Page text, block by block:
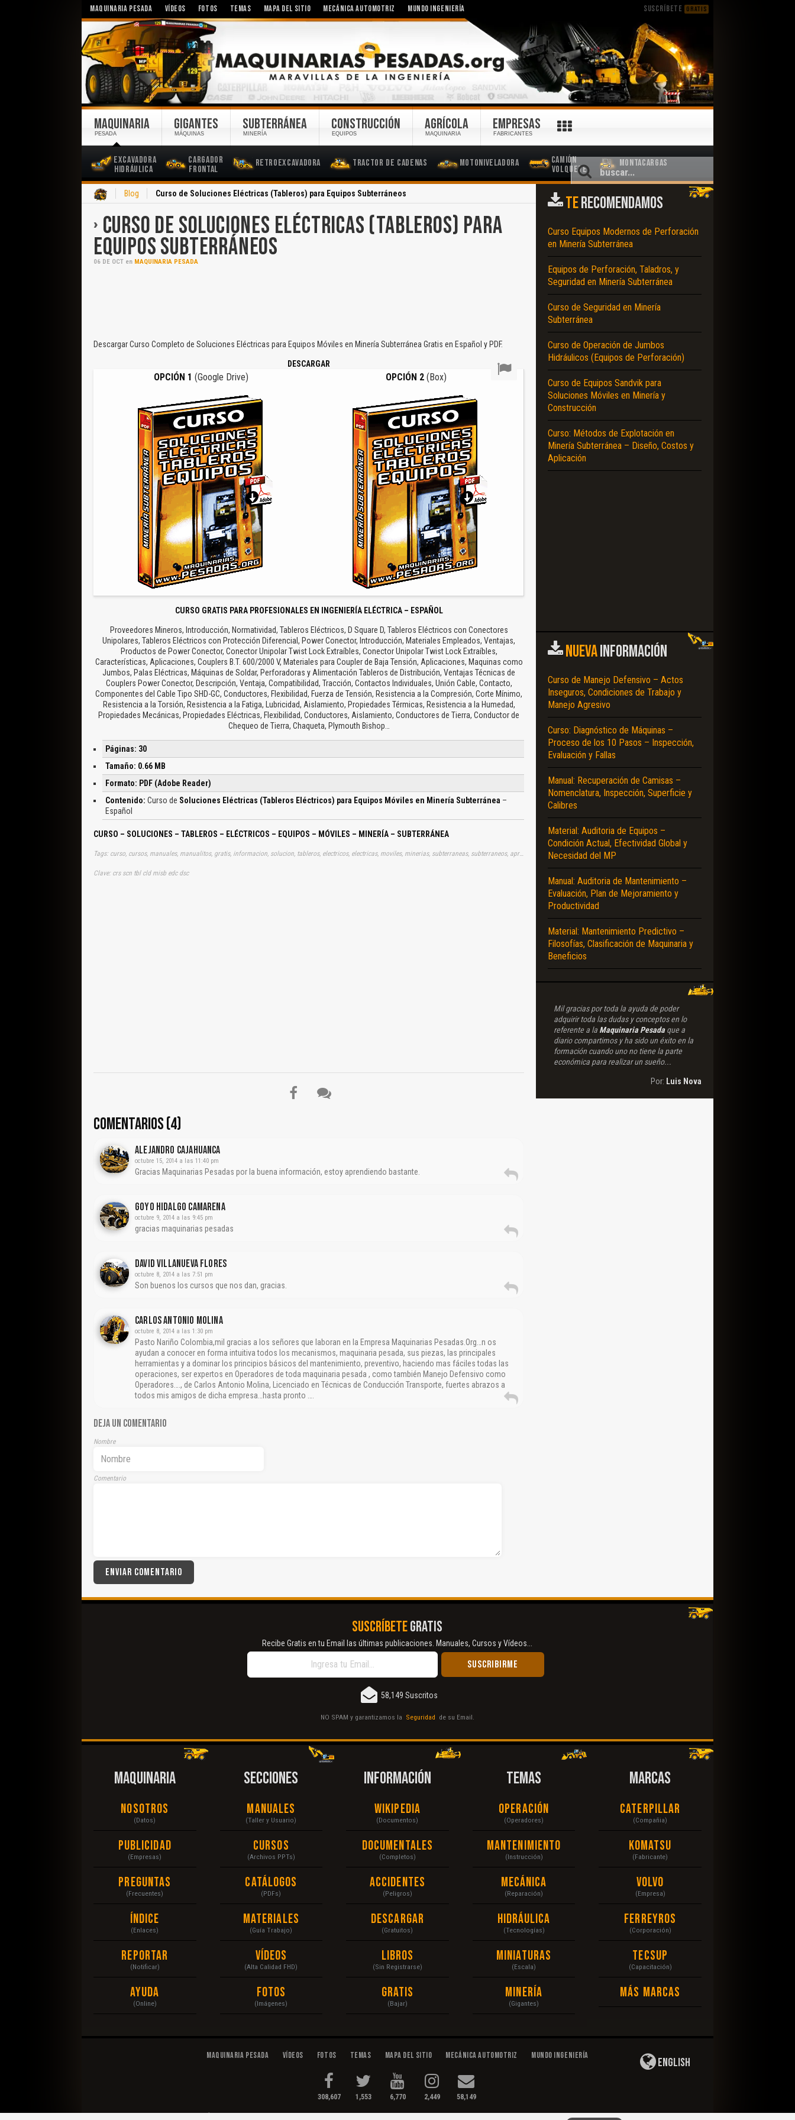
MAQUINARIA PESADA VÍDEOS FOTOS TEMAS MAPA DEL SITIO MECÁNICA AUTOMOTRIZ MUNDO INGENIERÍA SUSCRÍBETE GRATIS
MAQUINARIA
PESADA
Excavadora
Hidráulica
Cargador
Frontal
Retroexcavadora Tractor de Cadenas Motoniveladora
Camión
Volquete
Montacargas
GIGANTES
MÁQUINAS
SUBTERRÁNEA
MINERÍA
CONSTRUCCIÓN
EQUIPOS
AGRÍCOLA
MAQUINARIA
EMPRESAS
FABRICANTES
Blog Curso de Soluciones Eléctricas (Tableros) para Equipos Subterráneos
CURSO DE SOLUCIONES ELÉCTRICAS (TABLEROS) PARA
EQUIPOS SUBTERRÁNEOS
06 DE OCT en MAQUINARIA PESADA
Descargar Curso Completo de Soluciones Eléctricas para Equipos Móviles en Minería Subterránea Gratis en Español y PDF.
DESCARGAR
OPCIÓN 1 (Google Drive) OPCIÓN 2(Box)
CURSO GRATIS PARA PROFESIONALES EN INGENIERÍA ELÉCTRICA – ESPAÑOL
Proveedores Mineros, Introducción, Normatividad, Tableros Eléctricos, D Square D, Tableros Eléctricos con Conectores
Unipolares, Tableros Eléctricos con Protección Diferencial, Power Conector, Introducción, Materiales Empleados, Ventajas,
Productos de Power Conector, Conector Unipolar Twist Lock Extraíbles, Conector Unipolar Twist Lock Extraíbles,
Características, Aplicaciones, Couplers B.T. 600/2000 V, Materiales para Coupler de Baja Tensión, Aplicaciones, Maquinas como
Jumbos, Palas Eléctricas, Máquinas de Soldar, Perforadoras y Alimentación Tableros de Distribución, Ventajas Técnicas de
Couplers Power Conector, Descripción, Ventaja, Compatibilidad, Tracción, Contactos Individuales, Unión Cable, Contacto,
Componentes del Cable Tipo SHD-GC, Conductores, Flexibilidad, Fuerza de Tensión, Resistencia a la Compresión, Corte Mínimo,
Resistencia a la Torsión, Resistencia a la Fatiga, Lubricidad, Aislamiento, Propiedades Térmicas, Resistencia a la Humedad,
Propiedades Mecánicas, Propiedades Eléctricas, Flexibilidad, Conductores, Aislamiento, Conductores de Tierra, Conductor de
Chequeo de Tierra, Chaqueta, Plymouth Bishop…
Páginas: 30
Tamaño: 0.66 MB
Formato: PDF (Adobe Reader)
Contenido: Curso de Soluciones Eléctricas (Tableros Eléctricos) para Equipos Móviles en Minería Subterránea –
Español
CURSO – SOLUCIONES – TABLEROS – ELÉCTRICOS – EQUIPOS – MÓVILES – MINERÍA – SUBTERRÁNEA
Tags: curso, cursos, manuales, manualitos, gratis, informacion, solucion, tableros, electricos, electricas, moviles, minerias, subterraneas, subterraneos, aprender, descargas
Clave: crs scn tbl cld misb edc dsc
COMENTARIOS (4)
Alejandro Cajahuanca
octubre 15, 2014 a las 11:40 pm
Gracias Maquinarias Pesadas por la buena información, estoy aprendiendo bastante.
Goyo Hidalgo Camarena
octubre 9, 2014 a las 9:45 pm
gracias maquinarias pesadas
David Villanueva Flores
octubre 8, 2014 a las 7:51 pm
Son buenos los cursos que nos dan, gracias.
CARLOS ANTONIO MOLINA
octubre 8, 2014 a las 1:30 pm
Pasto Nariño Colombia,mil gracias a los señores que laboran en la Empresa Maquinarias Pesadas.Org…n os
ayudan a conocer en forma intuitiva todos los mecanismos, maquinaria pesada, sus piezas, las principales
herramientas y a dominar los principios básicos del mantenimiento, preventivo, haciendo mas fáciles todas las
operaciones, ser expertos en Operadores de toda maquinaria pesada , como también Manejo Defensivo como
Operadores…., de Carlos Antonio Molina, Licenciado en Técnicas de Conducción Transporte, fuertes abrazos a
todos mis amigos de dicha empresa…hasta pronto ….
DEJA UN COMENTARIO
Nombre
Comentario
TERECOMENDAMOS
Curso Equipos Modernos de Perforación
en Minería Subterránea
Equipos de Perforación, Taladros, y
Seguridad en Minería Subterránea
Curso de Seguridad en Minería
Subterránea
Curso de Operación de Jumbos
Hidráulicos (Equipos de Perforación)
Curso de Equipos Sandvik para
Soluciones Móviles en Minería y
Construcción
Curso: Métodos de Explotación en
Minería Subterránea – Diseño, Costos y
Aplicación
NUEVAINFORMACIÓN
Curso de Manejo Defensivo – Actos
Inseguros, Condiciones de Trabajo y
Manejo Agresivo
Curso: Diagnóstico de Máquinas –
Proceso de los 10 Pasos – Inspección,
Evaluación y Fallas
Manual: Recuperación de Camisas –
Nomenclatura, Inspección, Superficie y
Calibres
Material: Auditoria de Equipos –
Condición Actual, Efectividad Global y
Necesidad del MP
Manual: Auditoria de Mantenimiento –
Evaluación, Plan de Mejoramiento y
Productividad
Material: Mantenimiento Predictivo –
Filosofías, Clasificación de Maquinaria y
Beneficios
Mil gracias por toda la ayuda de poder
adquirir toda las dudas y conceptos en lo
referente a la Maquinaria Pesadaque a
diario compartimos y ha sido un éxito en la
formación cuando uno no tiene la parte
económica para realizar un sueño...
Por: Luis Nova
SUSCRÍBETEGRATIS
Recibe Gratis en tu Email las últimas publicaciones. Manuales, Cursos y Vídeos...
58,149 Suscritos
NO SPAM y garantizamos la Seguridad de su Email.
MAQUINARIA
Nosotros
(Datos)
Publicidad
(Empresas)
Preguntas
(Frecuentes)
Índice
(Enlaces)
Reportar
(Notificar)
Ayuda
(Online)
SECCIONES
Manuales
(Taller y Usuario)
Cursos
(Archivos PPTs)
Catálogos
(PDFs)
Materiales
(Guía Trabajo)
Vídeos
(Alta Calidad FHD)
Fotos
(Imágenes)
INFORMACIÓN
Wikipedia
(Documentos)
Documentales
(Completos)
Accidentes
(Peligros)
Descargar
(Gratuitos)
Libros
(Sin Registrarse)
Gratis
(Bajar)
TEMAS
Operación
(Operadores)
Mantenimiento
(Instrucción)
Mecánica
(Reparación)
Hidráulica
(Tecnologías)
Miniaturas
(Escala)
Minería
(Gigantes)
MARCAS
Caterpillar
(Compañia)
Komatsu
(Fabricante)
Volvo
(Empresa)
Ferreyros
(Corporación)
Tecsup
(Capacitación)
Más Marcas
Maquinaria Pesada Vídeos Fotos Temas Mapa del Sitio Mecánica Automotriz Mundo Ingeniería
308,607 1,553 6,770 2,449 58,149
English
|Derechos de Autor